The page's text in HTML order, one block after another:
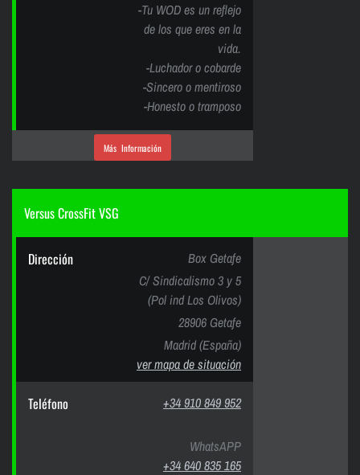
-Tu WOD es un reflejo
de los que eres en la
vida.
-Luchador o cobarde
-Sincero o mentiroso
-Honesto o tramposo
Más Información
Versus CrossFit VSG
Dirección
Box Getafe
C/ Sindicalismo 3 y 5
(Pol ind Los Olivos)
28906 Getafe
Madrid (España)
ver mapa de situación
Teléfono +34 910 849 952
WhatsAPP
+34 640 835 165